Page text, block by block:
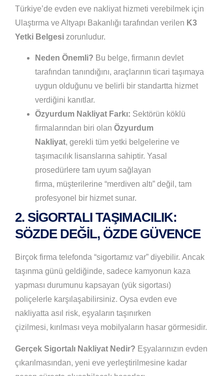
Türkiye’de evden eve nakliyat hizmeti verebilmek için
Ulaştırma ve Altyapı Bakanlığı tarafından verilen K3
Yetki Belgesi zorunludur.
Neden Önemli? Bu belge, firmanın devlet
tarafından tanındığını, araçlarının ticari taşımaya
uygun olduğunu ve belirli bir standartta hizmet
verdiğini kanıtlar.
Özyurdum Nakliyat Farkı: Sektörün köklü
firmalarından biri olan Özyurdum
Nakliyat, gerekli tüm yetki belgelerine ve
taşımacılık lisanslarına sahiptir. Yasal
prosedürlere tam uyum sağlayan
firma, müşterilerine “merdiven altı” değil, tam
profesyonel bir hizmet sunar.
2. SIGORTALI TAŞIMACILIK:
SÖZDE DEĞIL, ÖZDE GÜVENCE
Birçok firma telefonda “sigortamız var” diyebilir. Ancak
taşınma günü geldiğinde, sadece kamyonun kaza
yapması durumunu kapsayan (yük sigortası)
poliçelerle karşılaşabilirsiniz. Oysa evden eve
nakliyatta asıl risk, eşyaların taşınırken
çizilmesi, kırılması veya mobilyaların hasar görmesidir.
Gerçek Sigortalı Nakliyat Nedir? Eşyalarınızın evden
çıkarılmasından, yeni eve yerleştirilmesine kadar